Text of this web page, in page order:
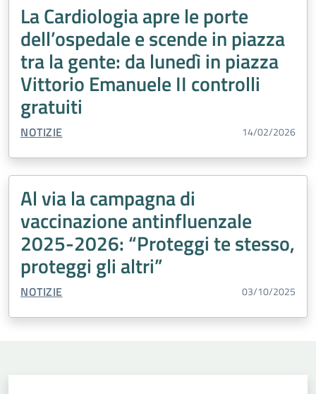
La Cardiologia apre le porte
dell’ospedale e scende in piazza
tra la gente: da lunedì in piazza
Vittorio Emanuele II controlli
gratuiti
TIPO CONTENUTO:
NOTIZIE 14/02/2026
Al via la campagna di
vaccinazione antinfluenzale
2025-2026: “Proteggi te stesso,
proteggi gli altri”
TIPO CONTENUTO:
NOTIZIE 03/10/2025